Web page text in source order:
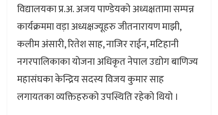
विद्यालयका प्र.अ. अजय पाण्डेयको अध्यक्षतामा सम्पन्न
कार्यक्रममा वड़ा अध्यक्षज्यूहरु जीतनारायण माझी,
कलीम अंसारी, रितेश साह, नाजिर राईन, मटिहानी
नगरपालिकाका योजना अधिकृत नेपाल उद्योग बाणिज्य
महासंघका केन्द्रिय सदस्य विजय कुमार साह
लगायतका व्यक्तिहरुको उपस्थिति रहेको थियो ।